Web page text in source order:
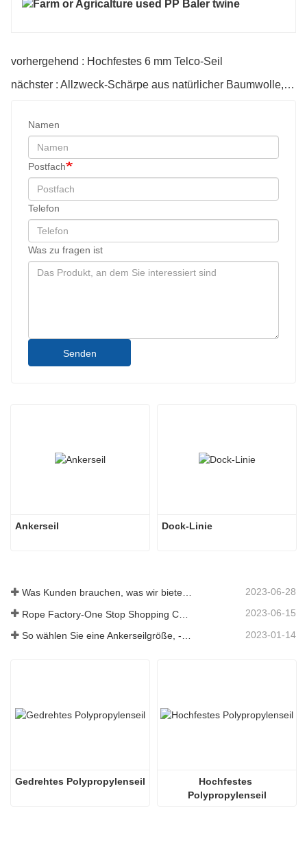
vorhergehend : Hochfestes 6 mm Telco-Seil
nächster : Allzweck-Schärpe aus natürlicher Baumwolle, gewachst
Namen
Postfach
Telefon
Was zu fragen ist
Senden
Ankerseil Dock-Linie
Was Kunden brauchen, was wir bieten – Tai an Rope Ltd 2023-06-28
2023-06-15
2023-01-14
Gedrehtes Polypropylenseil
Hochfestes
Polypropylenseil